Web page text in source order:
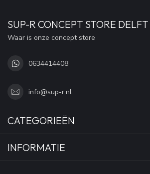
SUP-R CONCEPT STORE DELFT
Waar is onze concept store
0634414408
info@sup-r.nl
CATEGORIEËN
INFORMATIE